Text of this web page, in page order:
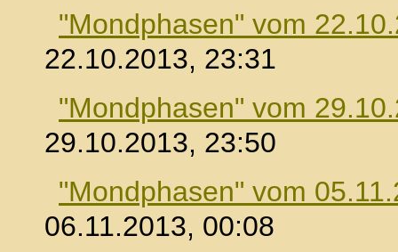
"Mondphasen" vom
22.10.2013, 23:31
"Mondphasen" vom
29.10.2013, 23:50
"Mondphasen" vom
06.11.2013, 00:08